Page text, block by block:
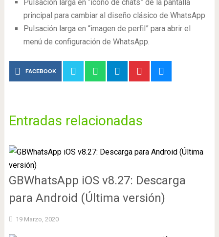
Pulsación larga en “icono de chats” de la pantalla
principal para cambiar al diseño clásico de WhatsApp
Pulsación larga en “imagen de perfil” para abrir el
menú de configuración de WhatsApp.
FACEBOOK
Entradas relacionadas
GBWhatsApp iOS v8.27: Descarga
para Android (Última versión)
19 Marzo, 2020